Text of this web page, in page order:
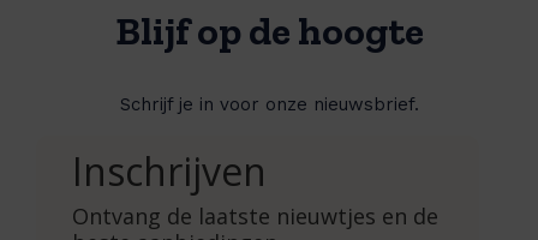
Blijf op de hoogte
Schrijf je in voor onze nieuwsbrief.
Inschrijven
Ontvang de laatste nieuwtjes en de